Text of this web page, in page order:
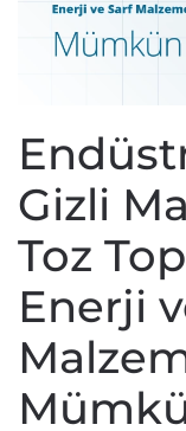
Gizli
Toz
Enerji